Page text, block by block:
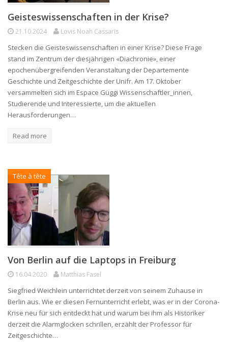
Geisteswissenschaften in der Krise?
21.10.2024 Lovis Noah Cassaris
Stecken die Geisteswissenschaften in einer Krise? Diese Frage
stand im Zentrum der diesjährigen «Diachronie», einer
epochenübergreifenden Veranstaltung der Departemente
Geschichte und Zeitgeschichte der Unifr. Am 17. Oktober
versammelten sich im Espace Güggi Wissenschaftler_innen,
Studierende und Interessierte, um die aktuellen
Herausforderungen…
Read more
Tête à tête
Von Berlin auf die Laptops in Freiburg
16.04.2020 Matthias Fasel
Siegfried Weichlein unterrichtet derzeit von seinem Zuhause in
Berlin aus. Wie er diesen Fernunterricht erlebt, was er in der Corona-
Krise neu für sich entdeckt hat und warum bei ihm als Historiker
derzeit die Alarmglocken schrillen, erzählt der Professor für
Zeitgeschichte…